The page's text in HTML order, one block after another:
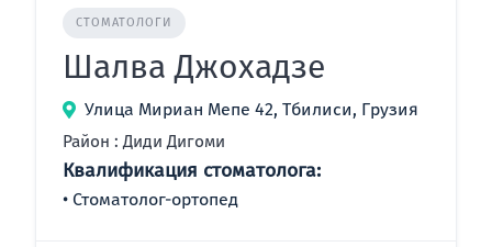
СТОМАТОЛОГИ
Шалва Джохадзе
Улица Мириан Мепе 42, Тбилиси, Грузия
Район : Диди Дигоми
Квалификация стоматолога:
Стоматолог-ортопед